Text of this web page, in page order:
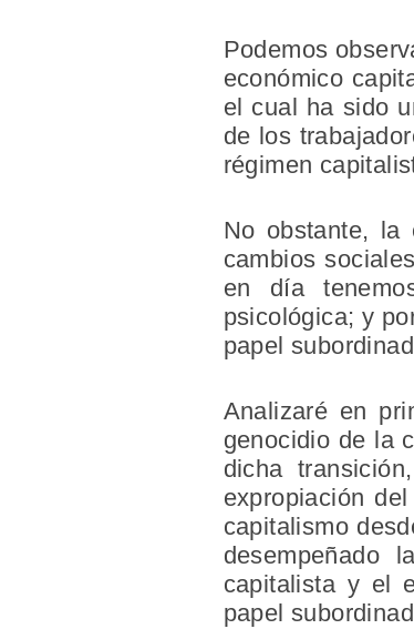
Podemos
económico
el cual ha sido
de los
régimen
No obstante, la
cambios
en día
psicológica; y
papel
Analizaré en
genocidio de la
dicha
expropiación
capitalismo
desempeñado
capitalista y el
papel